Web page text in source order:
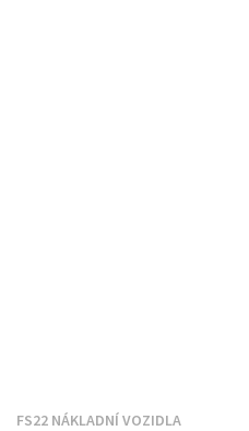
FS22 NÁKLADNÍ VOZIDLA